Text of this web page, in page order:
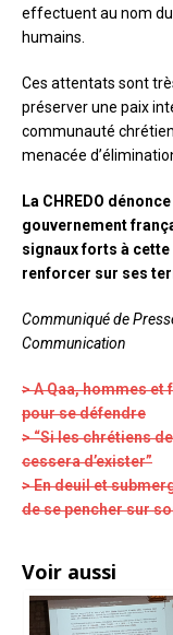
effectuent au nom
humains.
Ces attentats sont
préserver une paix
communauté
menacée
La CHREDO
gouvernement
signaux forts à
renforcer sur ses
Communiqué de
Communication
> A Qaa, hommes
pour se défendre
> “Si les chrétiens
cessera d’exister”
> En deuil et
de se pencher sur
Voir aussi